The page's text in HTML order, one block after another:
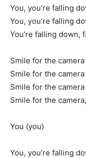
You, you’re falling
You, you’re falling
You’re falling down,
Smile for the
Smile for the
Smile for the
Smile for the
You (you)
You, you’re falling